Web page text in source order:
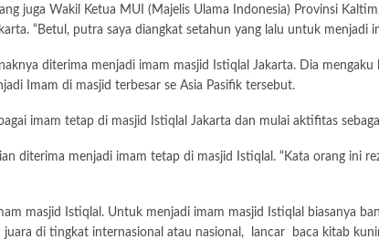
juga Wakil Ketua MUI (Majelis Ulama Indonesia) Provinsi
“Betul, putra saya diangkat setahun yang lalu untuk menjadi
diterima menjadi imam masjid Istiqlal Jakarta. Dia
Imam di masjid terbesar se Asia Pasifik tersebut.
imam tetap di masjid Istiqlal Jakarta dan mulai aktifitas
diterima menjadi imam tetap di masjid Istiqlal. “Kata orang ini
masjid Istiqlal. Untuk menjadi imam masjid Istiqlal biasanya
di tingkat internasional atau nasional, lancar baca kitab